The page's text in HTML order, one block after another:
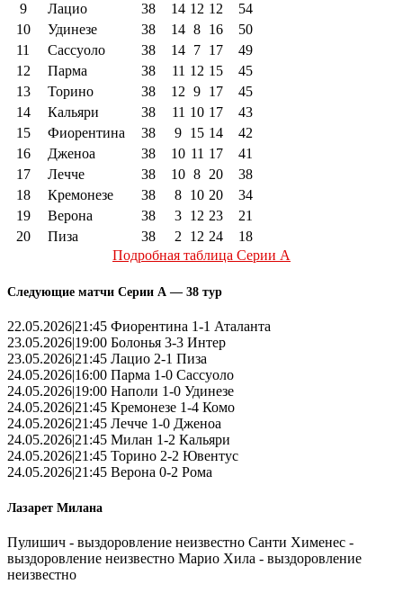
9
Лацио 38 14 12 12
54
10
Удинезе 38 14 8 16
50
11
Сассуоло 38 14 7 17
49
12
Парма 38 11 12 15
45
13
Торино 38 12 9 17
45
14
Кальяри 38 11 10 17
43
15
Фиорентина 38 9 15 14
42
16
Дженоа 38 10 11 17
41
17
Лечче 38 10 8 20
38
18
Кремонезе 38 8 10 20
34
19
Верона 38 3 12 23
21
20
Пиза 38 2 12 24
18
Подробная таблица Серии А
Следующие матчи Серии А — 38 тур
22.05.2026|21:45 Фиорентина 1-1 Аталанта
23.05.2026|19:00 Болонья 3-3 Интер
23.05.2026|21:45 Лацио 2-1 Пиза
24.05.2026|16:00 Парма 1-0 Сассуоло
24.05.2026|19:00 Наполи 1-0 Удинезе
24.05.2026|21:45 Кремонезе 1-4 Комо
24.05.2026|21:45 Лечче 1-0 Дженоа
24.05.2026|21:45 Милан 1-2 Кальяри
24.05.2026|21:45 Торино 2-2 Ювентус
24.05.2026|21:45 Верона 0-2 Рома
Лазарет Милана
Пулишич - выздоровление неизвестно Санти Хименес -
выздоровление неизвестно Марио Хила - выздоровление
неизвестно